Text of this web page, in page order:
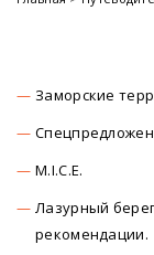
Заморские
M.I.C.E.
Лазурный
рекомендации.